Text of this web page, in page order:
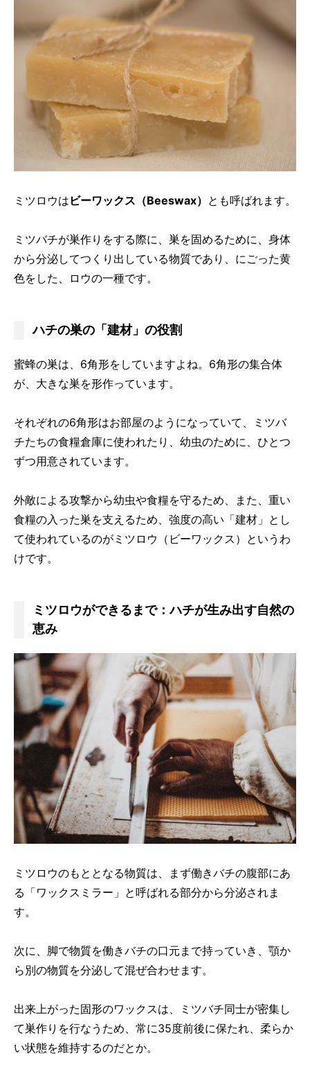
ミツロウは ビーワックス（Beeswax） とも呼ばれます。
ミツバチが巣作りをする際に、巣を固めるために、身体
から分泌してつくり出している物質であり、にごった黄
色をした、ロウの一種です。
ハチの巣の「建材」の役割
蜜蜂の巣は、6角形をしていますよね。6角形の集合体
が、大きな巣を形作っています。
それぞれの6角形はお部屋のようになっていて、ミツバ
チたちの食糧倉庫に使われたり、幼虫のために、ひとつ
ずつ用意されています。
外敵による攻撃から幼虫や食糧を守るため、また、重い
食糧の入った巣を支えるため、強度の高い「建材」とし
て使われているのがミツロウ（ビーワックス）というわ
けです。
ミツロウができるまで：ハチが生み出す自然の
恵み
ミツロウのもととなる物質は、まず働きバチの腹部にあ
る「ワックスミラー」と呼ばれる部分から分泌されま
す。
次に、脚で物質を働きバチの口元まで持っていき、顎か
ら別の物質を分泌して混ぜ合わせます。
出来上がった固形のワックスは、ミツバチ同士が密集し
て巣作りを行なうため、常に35度前後に保たれ、柔らか
い状態を維持するのだとか。